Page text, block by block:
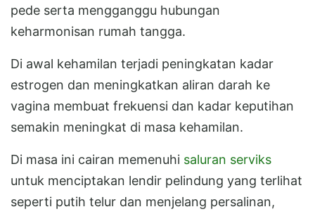
pede serta mengganggu hubungan
keharmonisan rumah tangga.
Di awal kehamilan terjadi peningkatan kadar
estrogen dan meningkatkan aliran darah ke
vagina membuat frekuensi dan kadar keputihan
semakin meningkat di masa kehamilan.
Di masa ini cairan memenuhi saluran serviks
untuk menciptakan lendir pelindung yang terlihat
seperti putih telur dan menjelang persalinan,